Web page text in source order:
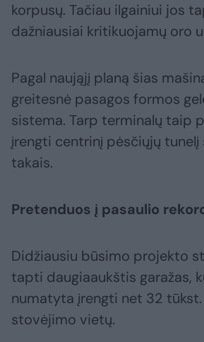
korpusų. Tačiau ilgainiui jos
dažniausiai kritikuojamų oro
Pagal naująjį planą šias
greitesnė pasagos formos
sistema. Tarp terminalų taip
įrengti centrinį pėsčiųjų tunelį
takais.
Pretenduos į pasaulio
Didžiausiu būsimo projekto
tapti daugiaaukštis garažas,
numatyta įrengti net 32
stovėjimo vietų.